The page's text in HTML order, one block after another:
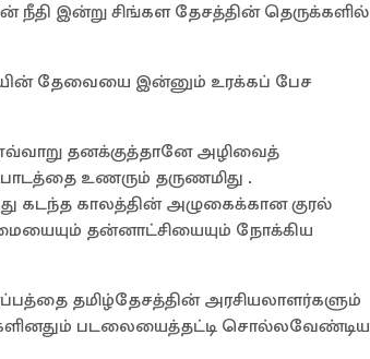
நீதி இன்று சிங்கள தேசத்தின் தெருக்களில்
தேவையை இன்னும் உரக்கப் பேச
தனக்குத்தானே அழிவைத்
உணரும் தருணமிது .
கடந்த காலத்தின் அழுகைக்கான குரல்
தன்னாட்சியையும் நோக்கிய
தமிழ்தேசத்தின் அரசியலாளர்களும்
படலையைத்தட்டி சொல்லவேண்டிய